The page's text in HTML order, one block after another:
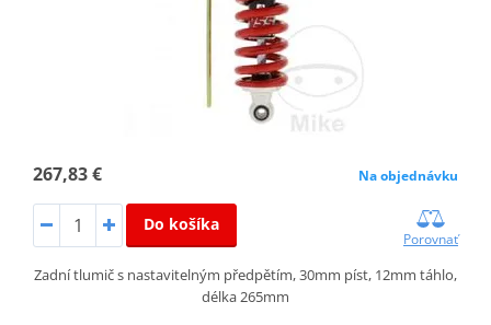
267,83 € Na objednávku
Do košíka
Porovnať
Zadní tlumič s nastavitelným předpětím, 30mm píst, 12mm táhlo,
délka 265mm